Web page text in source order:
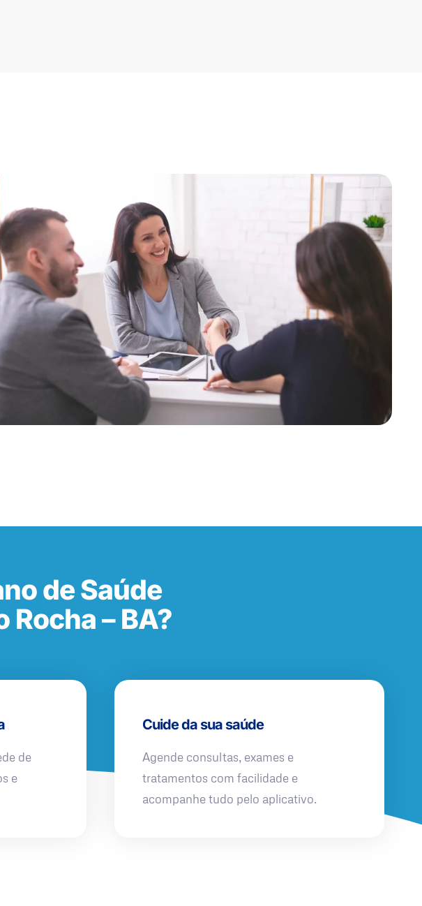
de Saúde
Rocha – BA?
de
e
Cuide da sua saúde
Agende consultas, exames e
tratamentos com facilidade e
acompanhe tudo pelo aplicativo.